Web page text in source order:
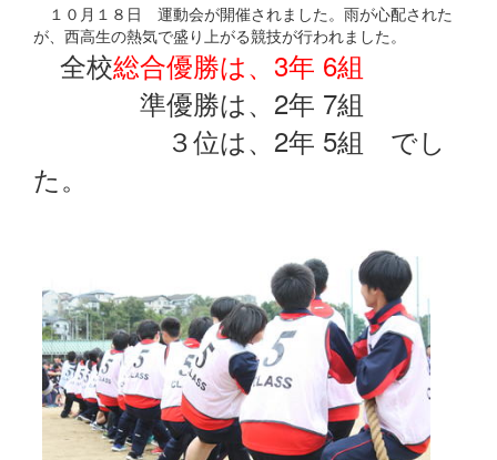
１０月１８日 運動会が開催されました。雨が心配された
が、西高生の熱気で盛り上がる競技が行われました。
全校総合優勝は、3年 6組
準優勝は、2年 7組
３位は、2年 5組 でし
た。